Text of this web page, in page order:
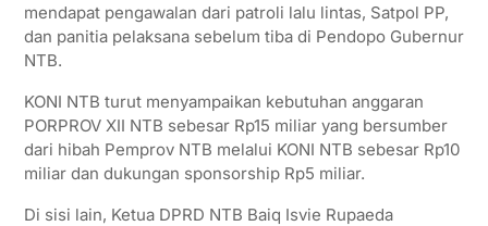
mendapat pengawalan dari patroli lalu lintas, Satpol PP,
dan panitia pelaksana sebelum tiba di Pendopo Gubernur
NTB.
KONI NTB turut menyampaikan kebutuhan anggaran
PORPROV XII NTB sebesar Rp15 miliar yang bersumber
dari hibah Pemprov NTB melalui KONI NTB sebesar Rp10
miliar dan dukungan sponsorship Rp5 miliar.
Di sisi lain, Ketua DPRD NTB Baiq Isvie Rupaeda